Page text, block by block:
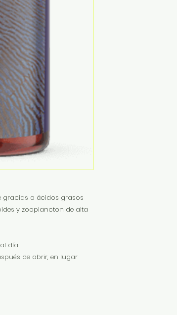
gracias a ácidos grasos
y zooplancton de alta
día.
de abrir, en lugar